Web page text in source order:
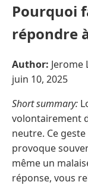
Pourquoi
répondre
Author:
juin 10, 2025
Short summary:
volontairement
neutre. Ce
provoque
même un
réponse, vous